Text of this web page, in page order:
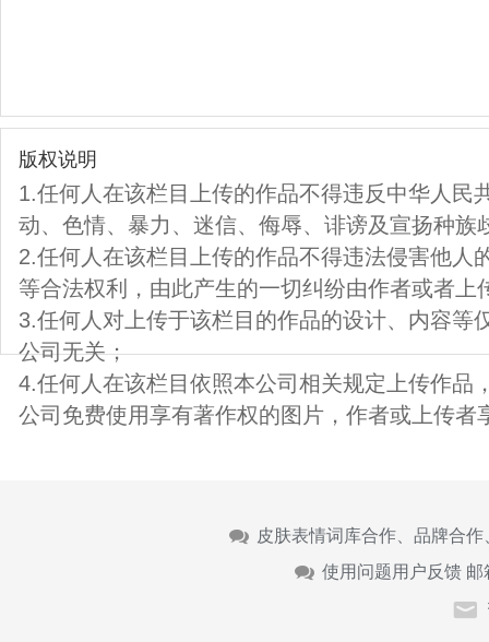
版权说明
1.任何人在该栏目上传的作品不得违反中华人民
动、色情、暴力、迷信、侮辱、诽谤及宣扬种族
2.任何人在该栏目上传的作品不得违法侵害他人
等合法权利，由此产生的一切纠纷由作者或者上
3.任何人对上传于该栏目的作品的设计、内容等
公司无关；
4.任何人在该栏目依照本公司相关规定上传作品
公司免费使用享有著作权的图片，作者或上传者
皮肤表情词库合作、品牌合
使用问题用户反馈 邮